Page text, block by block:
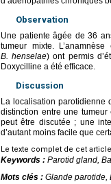
Observation
Une patiente âgée de 36
tumeur mixte.
B. henselae) ont permis
Doxycilline a été efficace.
Discussion
La localisation parotidienne
distinction entre une
peut être discutée ; une
d’autant moins facile que
Le texte complet de cet
Keywords : Parotid gland,
Mots clés : Glande parotide,